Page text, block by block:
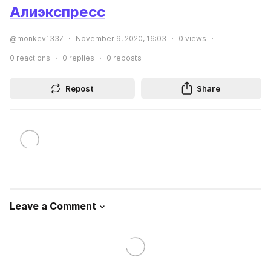
Алиэкспресс
@monkev1337 November 9, 2020, 16:03 0 views
0 reactions 0 replies 0 reposts
Repost Share
Leave a Comment